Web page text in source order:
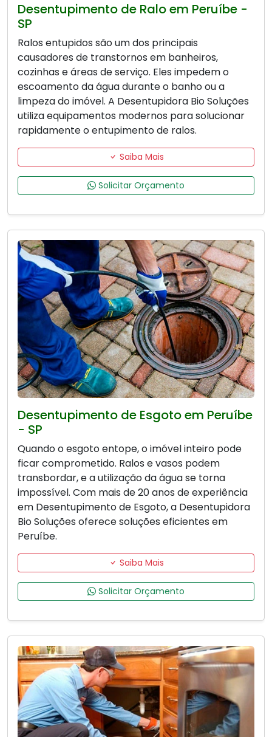
Desentupimento de Ralo em Peruíbe -
SP
Ralos entupidos são um dos principais
causadores de transtornos em banheiros,
cozinhas e áreas de serviço. Eles impedem o
escoamento da água durante o banho ou a
limpeza do imóvel. A Desentupidora Bio Soluções
utiliza equipamentos modernos para solucionar
rapidamente o entupimento de ralos.
Saiba Mais
Solicitar Orçamento
Desentupimento de Esgoto em Peruíbe
- SP
Quando o esgoto entope, o imóvel inteiro pode
ficar comprometido. Ralos e vasos podem
transbordar, e a utilização da água se torna
impossível. Com mais de 20 anos de experiência
em Desentupimento de Esgoto, a Desentupidora
Bio Soluções oferece soluções eficientes em
Peruíbe.
Saiba Mais
Solicitar Orçamento